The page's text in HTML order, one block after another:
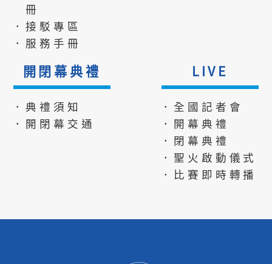
冊
．接駁專區
．服務手冊
開閉幕典禮
．典禮須知
．開閉幕交通
LIVE
．全國記者會
．開幕典禮
．閉幕典禮
．聖火啟動儀式
．比賽即時轉播